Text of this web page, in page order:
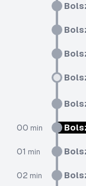
00 min
01 min
02 min